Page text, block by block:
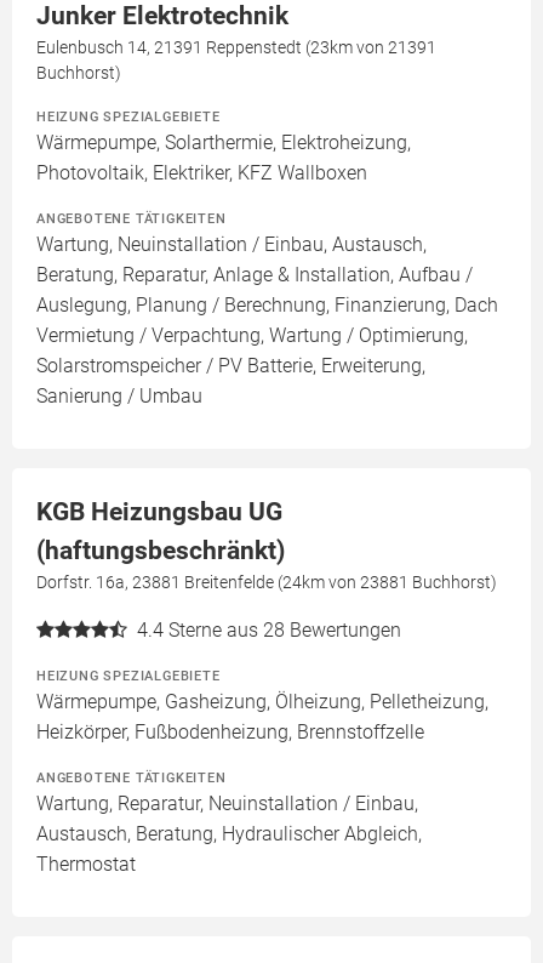
Junker Elektrotechnik
Eulenbusch 14, 21391 Reppenstedt (23km von 21391
Buchhorst)
HEIZUNG SPEZIALGEBIETE
Wärmepumpe, Solarthermie, Elektroheizung,
Photovoltaik, Elektriker, KFZ Wallboxen
ANGEBOTENE TÄTIGKEITEN
Wartung, Neuinstallation / Einbau, Austausch,
Beratung, Reparatur, Anlage & Installation, Aufbau /
Auslegung, Planung / Berechnung, Finanzierung, Dach
Vermietung / Verpachtung, Wartung / Optimierung,
Solarstromspeicher / PV Batterie, Erweiterung,
Sanierung / Umbau
KGB Heizungsbau UG
(haftungsbeschränkt)
Dorfstr. 16a, 23881 Breitenfelde (24km von 23881 Buchhorst)
4.4 Sterne aus 28 Bewertungen
HEIZUNG SPEZIALGEBIETE
Wärmepumpe, Gasheizung, Ölheizung, Pelletheizung,
Heizkörper, Fußbodenheizung, Brennstoffzelle
ANGEBOTENE TÄTIGKEITEN
Wartung, Reparatur, Neuinstallation / Einbau,
Austausch, Beratung, Hydraulischer Abgleich,
Thermostat